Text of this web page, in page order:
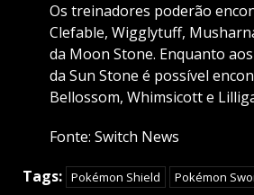
Os treinadores poderão
Clefable, Wigglytuff,
da Moon Stone. Enquanto
da Sun Stone é possível
Bellossom, Whimsicott e
Fonte: Switch News
Tags: Pokémon Shield Pokémon